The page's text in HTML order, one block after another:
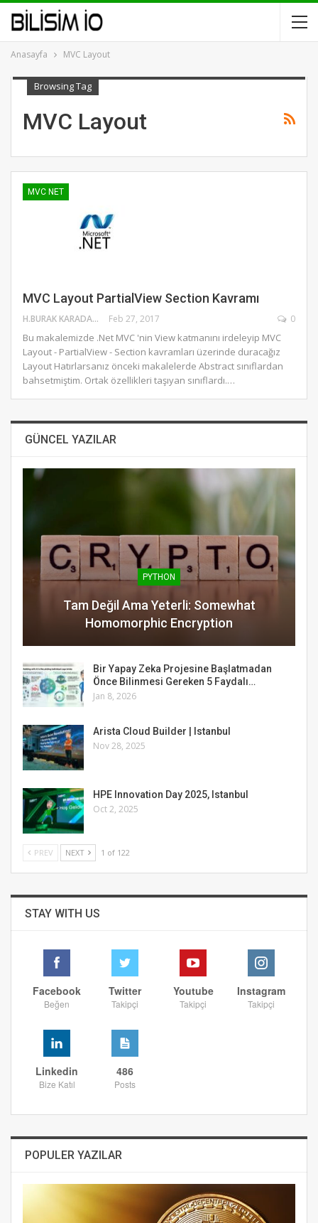
Anasayfa MVC Layout
Browsing Tag
MVC Layout
MVC NET
MVC Layout PartialView Section Kavramı
H.BURAK KARADAĞ Feb 27, 2017 0
Bu makalemizde .Net MVC 'nin View katmanını irdeleyip MVC
Layout - PartialView - Section kavramları üzerinde duracağız
Layout Hatırlarsanız önceki makalelerde Abstract sınıflardan
bahsetmiştim. Ortak özellikleri taşıyan sınıflardı.…
GÜNCEL YAZILAR
PYTHON
Tam Değil Ama Yeterli: Somewhat
Homomorphic Encryption
Bir Yapay Zeka Projesine Başlatmadan
Önce Bilinmesi Gereken 5 Faydalı…
Jan 8, 2026
Arista Cloud Builder | Istanbul
Nov 28, 2025
HPE Innovation Day 2025, Istanbul
Oct 2, 2025
PREV NEXT 1 of 122
STAY WITH US
Facebook
Beğen
Twitter
Takipçi
Youtube
Takipçi
Instagram
Takipçi
Linkedin
Bize Katıl
486
Posts
POPULER YAZILAR